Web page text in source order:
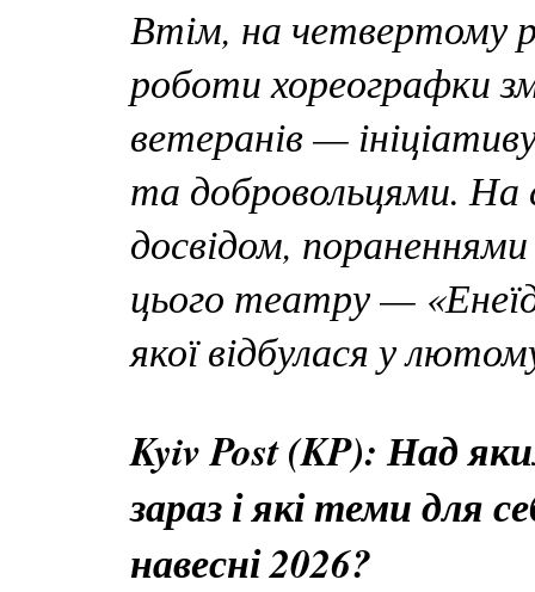
Втім, на четвертому
роботи хореографки
ветеранів —
та добровольцями. На
досвідом,
цього театру —
якої відбулася у
Kyiv Post (KP): Над
зараз і які теми для
навесні 2026?